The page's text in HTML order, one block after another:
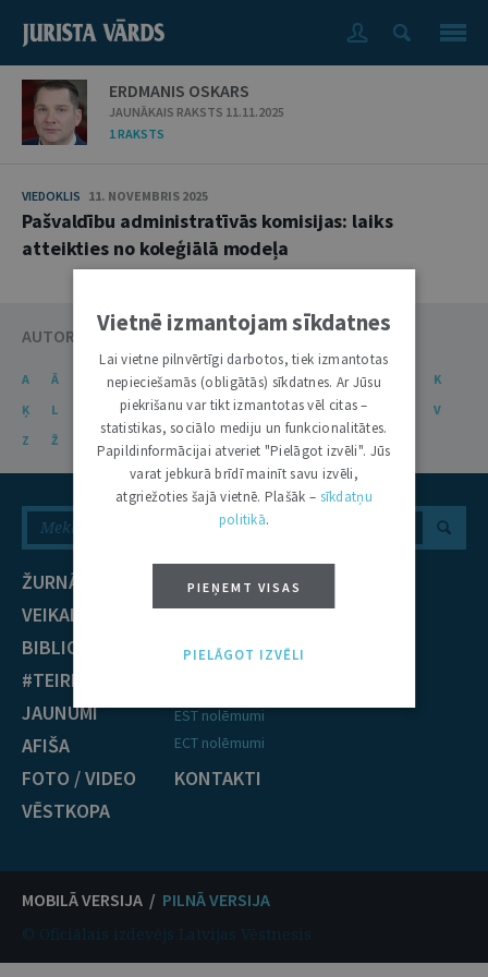
ERDMANIS OSKARS
JAUNĀKAIS RAKSTS 11.11.2025
1 RAKSTS
VIEDOKLIS 11. NOVEMBRIS 2025
Pašvaldību administratīvās komisijas: laiks
atteikties no koleģiālā modeļa
AUTORU KATALOGS
A Ā C Č D E Ē F G Ģ H I
K
Ķ
L N Ņ O P R S Š T
V
Z
Ž
ŽURNĀLS
VEIKALS
BIBLIOTĒKA
#TEIRDARBS
JAUNUMI
AFIŠA
FOTO / VIDEO
VĒSTKOPA
NOZARES
Krimināltiesības
EST nolēmumi
ECT nolēmumi
KONTAKTI
MOBILĀ VERSIJA / PILNĀ VERSIJA
© Oficiālais izdevējs Latvijas Vēstnesis
Vietnē izmantojam sīkdatnes
Lai vietne pilnvērtīgi darbotos, tiek izmantotas
nepieciešamās (obligātās) sīkdatnes. Ar Jūsu
piekrišanu var tikt izmantotas vēl citas –
statistikas, sociālo mediju un funkcionalitātes.
Papildinformācijai atveriet "Pielāgot izvēli". Jūs
varat jebkurā brīdī mainīt savu izvēli,
atgriežoties šajā vietnē. Plašāk – sīkdatņu
politikā.
PIEŅEMT VISAS
PIELĀGOT IZVĒLI